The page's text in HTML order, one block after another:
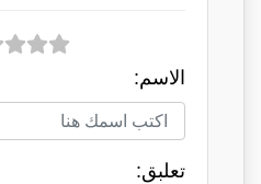
الاسم:
تعلبق: